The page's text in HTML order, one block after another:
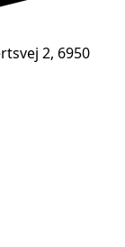
2, 6950